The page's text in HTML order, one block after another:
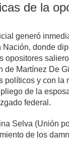
de la
generó
Nación, donde
opositores
de Martínez De
políticos y con la
de la
federal.
Selva (Unión
de los